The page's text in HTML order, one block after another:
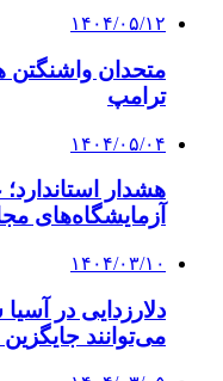
۱۴۰۴/۰۵/۱۲
متحدان
ترامپ
۱۴۰۴/۰۵/۰۴
هشدار
آزمایشگاه‌های
۱۴۰۴/۰۳/۱۰
دلارزدایی در
می‌توانند